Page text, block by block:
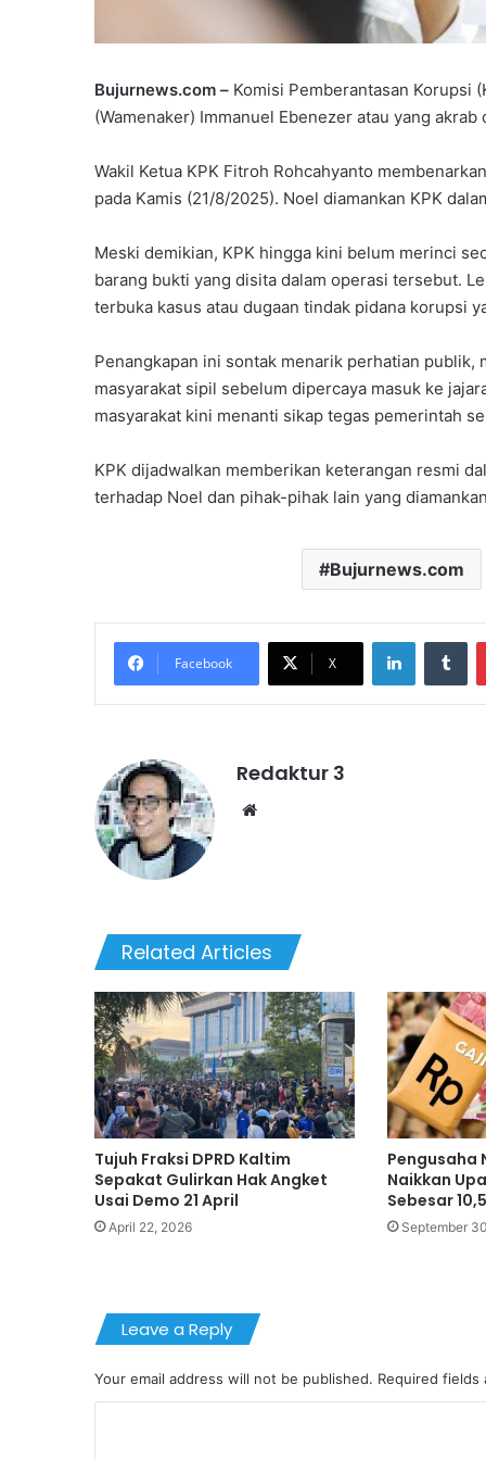
Bujurnews.com – Komisi Pemberantasan Korupsi
(Wamenaker) Immanuel Ebenezer atau yang
Wakil Ketua KPK Fitroh Rohcahyanto
pada Kamis (21/8/2025). Noel diamankan KPK
Meski demikian, KPK hingga kini belum merinci
barang bukti yang disita dalam operasi tersebut.
terbuka kasus atau dugaan tindak pidana korupsi
Penangkapan ini sontak menarik perhatian
masyarakat sipil sebelum dipercaya masuk ke
masyarakat kini menanti sikap tegas pemerintah
KPK dijadwalkan memberikan keterangan resmi
terhadap Noel dan pihak-pihak lain yang
Bujurnews.com
Facebook X
LinkedIn
Redaktur 3
Related Articles
Tujuh Fraksi DPRD Kaltim
Sepakat Gulirkan Hak Angket
Usai Demo 21 April
April 22, 2026
Pengusaha
Naikkan
Sebesar
September
Leave a Reply
Your email address will not be published. Required